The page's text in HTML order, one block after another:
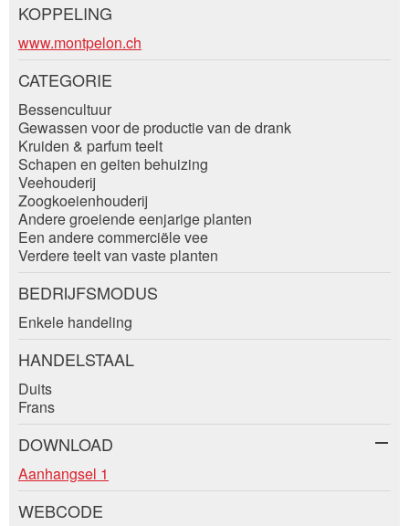
BERICHT SCHRIJVEN
Sluiten
Postcode / Plaats *:
E-mail *:
Telefoon *:
Bericht:
* Verplicht veld
Contact
Adresse
Nachricht
KOPPELING
www.montpelon.ch
CATEGORIE
Bessencultuur
Gewassen voor de productie van de drank
Kruiden & parfum teelt
Schapen en geiten behuizing
Veehouderij
Zoogkoeienhouderij
Andere groeiende eenjarige planten
Een andere commerciële vee
Verdere teelt van vaste planten
BEDRIJFSMODUS
Enkele handeling
HANDELSTAAL
Duits
Frans
DOWNLOAD
Aanhangsel 1
WEBCODE